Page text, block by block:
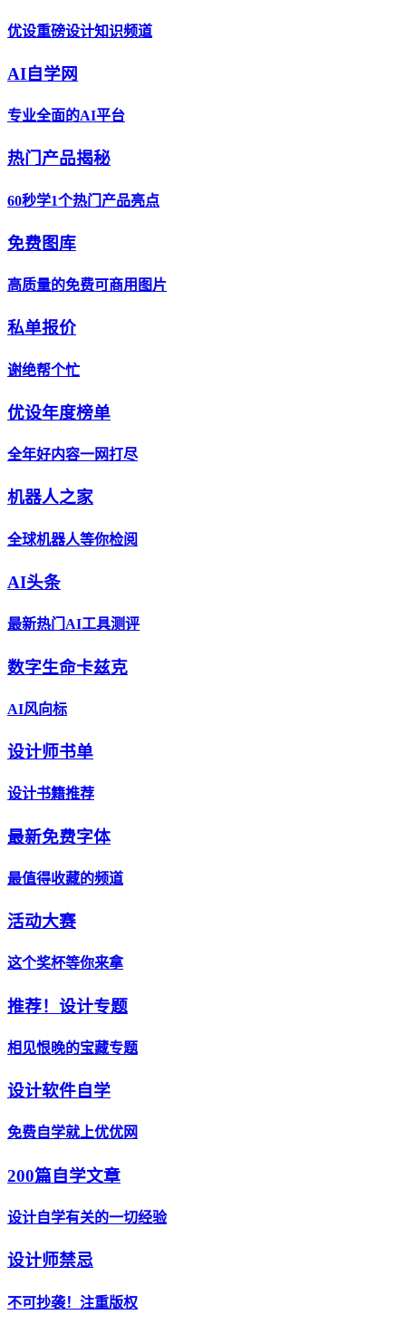
优设重磅设计知识频道
AI自学网
专业全面的AI平台
热门产品揭秘
60秒学1个热门产品亮点
免费图库
高质量的免费可商用图片
私单报价
谢绝帮个忙
优设年度榜单
全年好内容一网打尽
机器人之家
全球机器人等你检阅
AI头条
最新热门AI工具测评
数字生命卡兹克
AI风向标
设计师书单
设计书籍推荐
最新免费字体
最值得收藏的频道
活动大赛
这个奖杯等你来拿
推荐！设计专题
相见恨晚的宝藏专题
设计软件自学
免费自学就上优优网
200篇自学文章
设计自学有关的一切经验
设计师禁忌
不可抄袭！注重版权